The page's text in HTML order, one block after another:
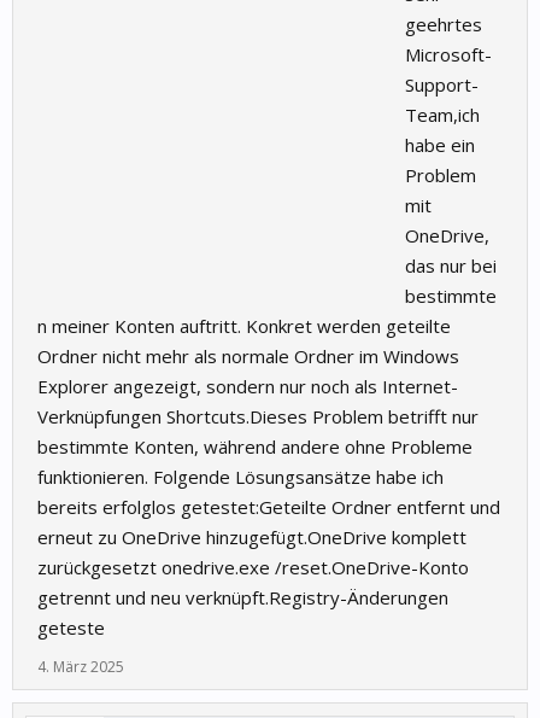
geehrtes
Microsoft-
Support-
Team,ich
habe ein
Problem
mit
OneDrive,
das nur bei
bestimmte
n meiner Konten auftritt. Konkret werden geteilte
Ordner nicht mehr als normale Ordner im Windows
Explorer angezeigt, sondern nur noch als Internet-
Verknüpfungen Shortcuts.Dieses Problem betrifft nur
bestimmte Konten, während andere ohne Probleme
funktionieren. Folgende Lösungsansätze habe ich
bereits erfolglos getestet:Geteilte Ordner entfernt und
erneut zu OneDrive hinzugefügt.OneDrive komplett
zurückgesetzt onedrive.exe /reset.OneDrive-Konto
getrennt und neu verknüpft.Registry-Änderungen
geteste
4. März 2025